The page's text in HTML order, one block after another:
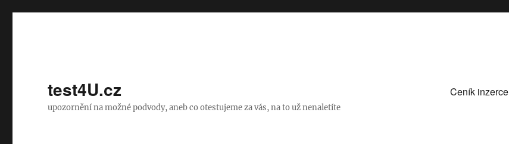
test4U.cz
upozornění na možné podvody, aneb co otestujeme za vás, na to už nenaletíte
Ceník inzerce